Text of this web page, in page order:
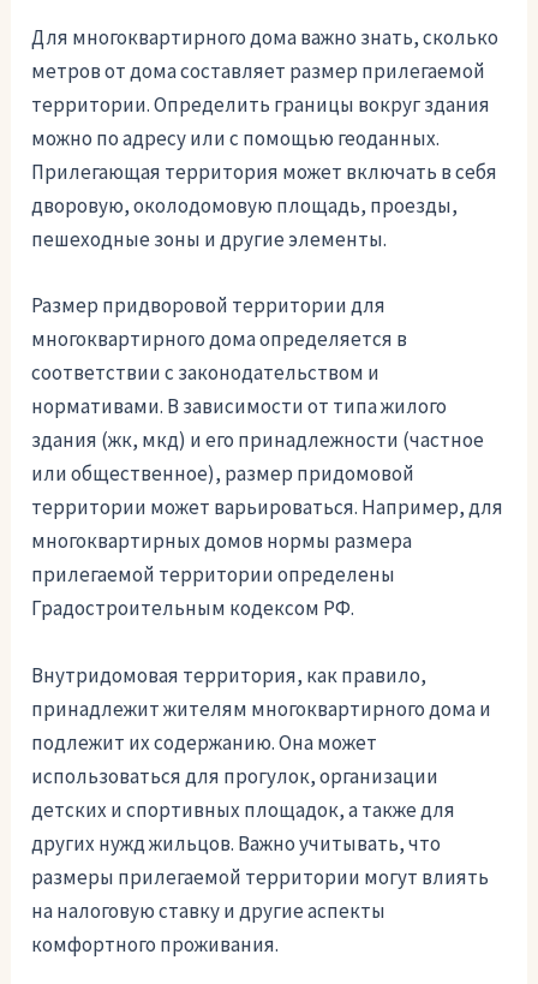
Для многоквартирного дома важно знать, сколько
метров от дома составляет размер прилегаемой
территории. Определить границы вокруг здания
можно по адресу или с помощью геоданных.
Прилегающая территория может включать в себя
дворовую, околодомовую площадь, проезды,
пешеходные зоны и другие элементы.
Размер придворовой территории для
многоквартирного дома определяется в
соответствии с законодательством и
нормативами. В зависимости от типа жилого
здания (жк, мкд) и его принадлежности (частное
или общественное), размер придомовой
территории может варьироваться. Например, для
многоквартирных домов нормы размера
прилегаемой территории определены
Градостроительным кодексом РФ.
Внутридомовая территория, как правило,
принадлежит жителям многоквартирного дома и
подлежит их содержанию. Она может
использоваться для прогулок, организации
детских и спортивных площадок, а также для
других нужд жильцов. Важно учитывать, что
размеры прилегаемой территории могут влиять
на налоговую ставку и другие аспекты
комфортного проживания.